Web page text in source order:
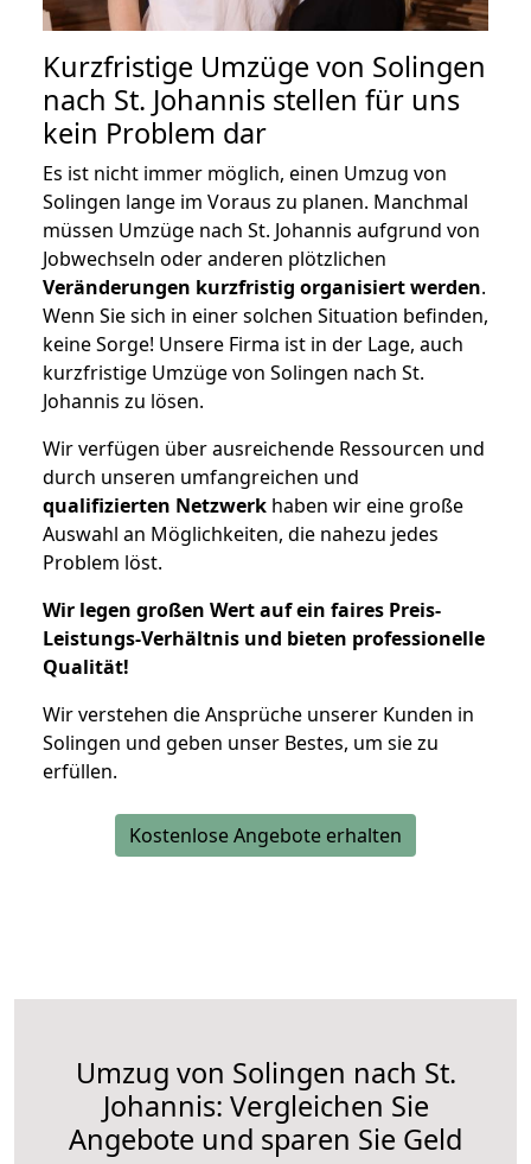
Kurzfristige Umzüge von Solingen
nach St. Johannis stellen für uns
kein Problem dar
Es ist nicht immer möglich, einen Umzug von
Solingen lange im Voraus zu planen. Manchmal
müssen Umzüge nach St. Johannis aufgrund von
Jobwechseln oder anderen plötzlichen
Veränderungen kurzfristig organisiert werden.
Wenn Sie sich in einer solchen Situation befinden,
keine Sorge! Unsere Firma ist in der Lage, auch
kurzfristige Umzüge von Solingen nach St.
Johannis zu lösen.
Wir verfügen über ausreichende Ressourcen und
durch unseren umfangreichen und
qualifizierten Netzwerk haben wir eine große
Auswahl an Möglichkeiten, die nahezu jedes
Problem löst.
Wir legen großen Wert auf ein faires Preis-
Leistungs-Verhältnis und bieten professionelle
Qualität!
Wir verstehen die Ansprüche unserer Kunden in
Solingen und geben unser Bestes, um sie zu
erfüllen.
Kostenlose Angebote erhalten
Umzug von Solingen nach St.
Johannis: Vergleichen Sie
Angebote und sparen Sie Geld